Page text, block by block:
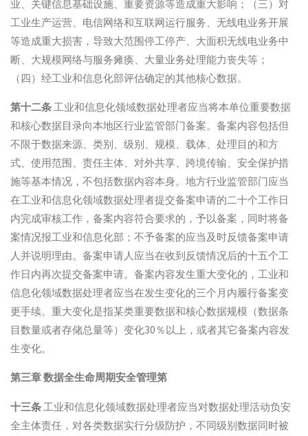
业、关键信息基础设施、重要资源等造成重大影响；（三）对
工业生产运营、电信网络和互联网运行服务、无线电业务开展
等造成重大损害，导致大范围停工停产、大面积无线电业务中
断、大规模网络与服务瘫痪、大量业务处理能力丧失等；
（四）经工业和信息化部评估确定的其他核心数据。
第十二条工业和信息化领域数据处理者应当将本单位重要数据
和核心数据目录向本地区行业监管部门备案。备案内容包括但
不限于数据来源、类别、级别、规模、载体、处理目的和方
式、使用范围、责任主体、对外共享、跨境传输、安全保护措
施等基本情况，不包括数据内容本身。地方行业监管部门应当
在工业和信息化领域数据处理者提交备案申请的二十个工作日
内完成审核工作，备案内容符合要求的，予以备案，同时将备
案情况报工业和信息化部；不予备案的应当及时反馈备案申请
人并说明理由。备案申请人应当在收到反馈情况后的十五个工
作日内再次提交备案申请。备案内容发生重大变化的，工业和
信息化领域数据处理者应当在发生变化的三个月内履行备案变
更手续。重大变化是指某类重要数据和核心数据规模（数据条
目数量或者存储总量等）变化30％以上，或者其它备案内容发
生变化。
第三章 数据全生命周期安全管理第
十三条 工业和信息化领域数据处理者应当对数据处理活动负安
全主体责任，对各类数据实行分级防护，不同级别数据同时被